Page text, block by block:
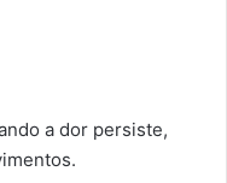
a dor persiste,